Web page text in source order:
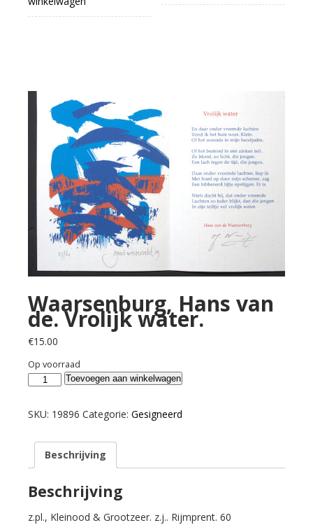
Waarsenburg, Hans van
de. Vrolijk water.
€15.00
Op voorraad
Waarsenburg,
van
Vrolijk
water.
aantal
Toevoegen aan winkelwagen
SKU: 19896 Categorie: Gesigneerd
Beschrijving
Beschrijving
z.pl., Kleinood & Grootzeer. z.j.. Rijmprent. 60